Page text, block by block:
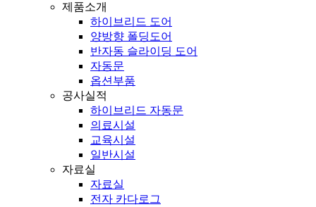
제품소개
하이브리드 도어
양방향 폴딩도어
반자동 슬라이딩 도어
자동문
옵션부품
공사실적
하이브리드 자동문
의료시설
교육시설
일반시설
자료실
자료실
전자 카다로그